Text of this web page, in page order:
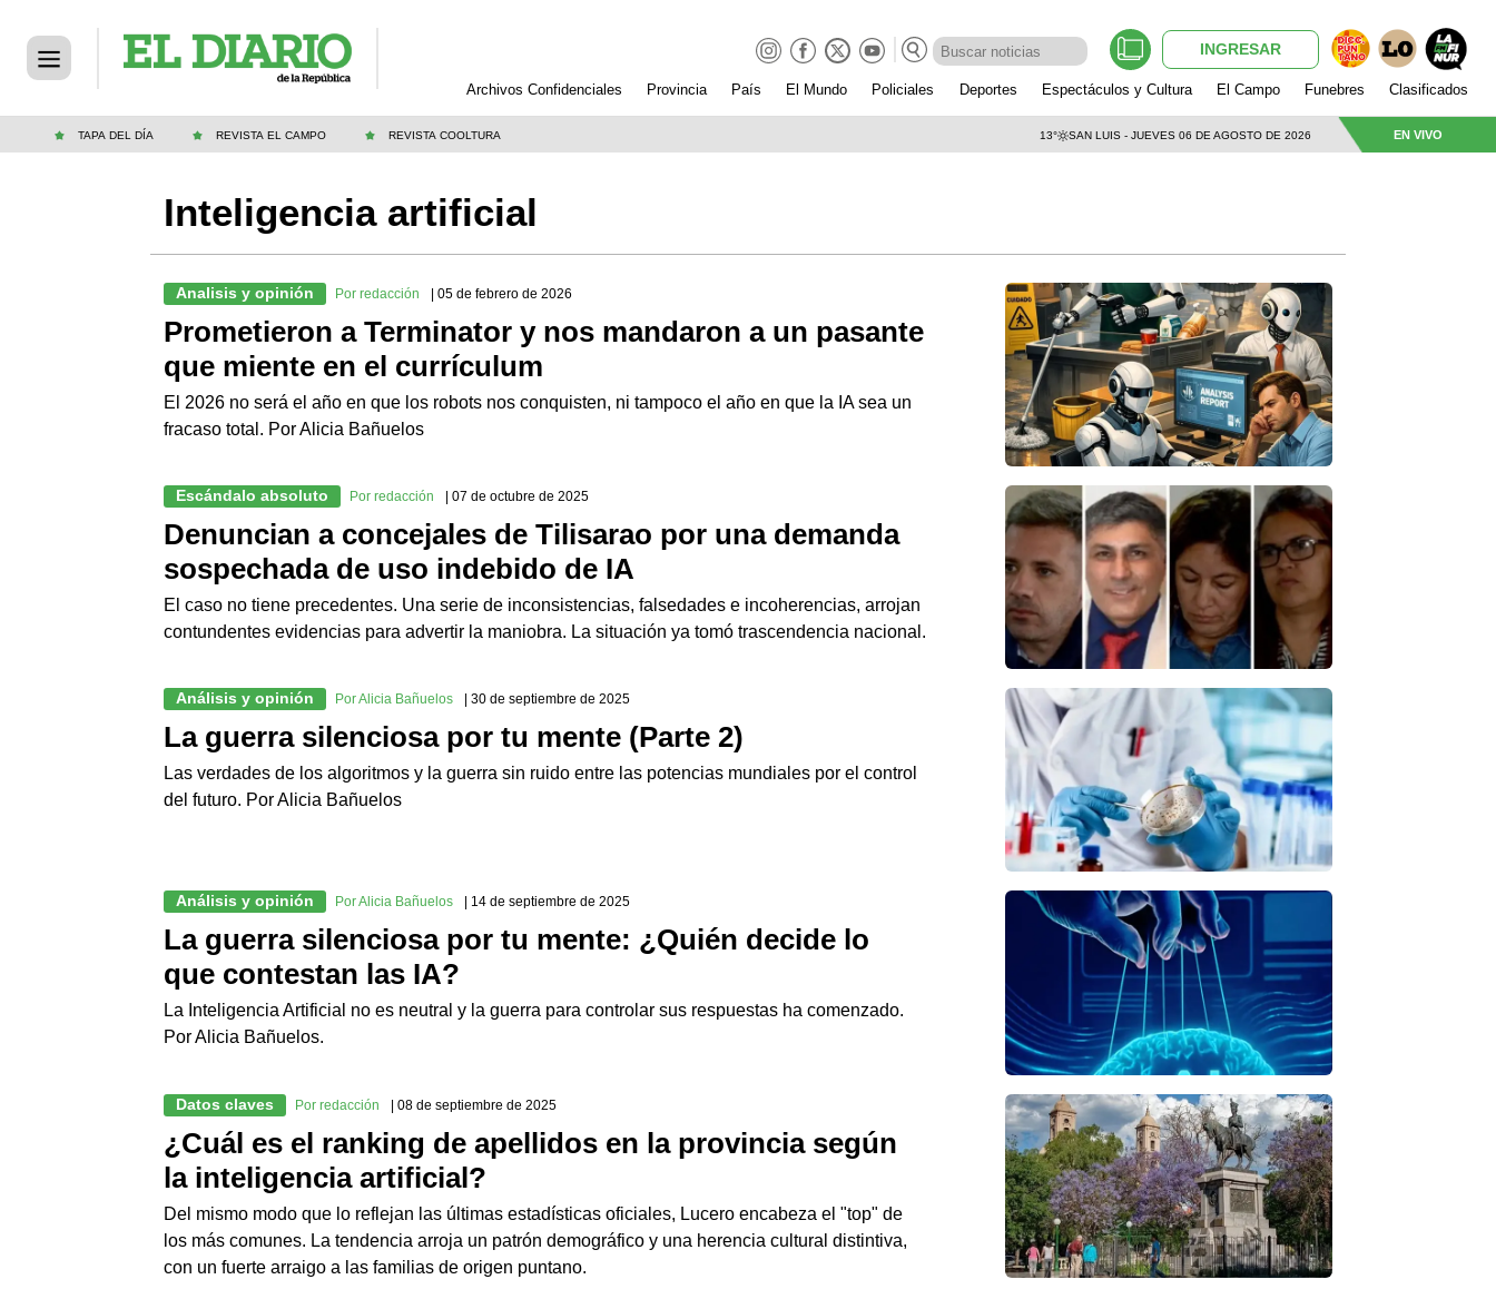
INGRESAR
Archivos Confidenciales Provincia País El Mundo Policiales Deportes Espectáculos y Cultura El Campo Funebres Clasificados
TAPA DEL DÍA REVISTA EL CAMPO REVISTA COOLTURA 13° SAN LUIS - JUEVES 06 DE AGOSTO DE 2026 EN VIVO
Inteligencia artificial
Analisis y opinión Por redacción | 05 de febrero de 2026
Prometieron a Terminator y nos mandaron a un pasante
que miente en el currículum
El 2026 no será el año en que los robots nos conquisten, ni tampoco el año en que la IA sea un
fracaso total. Por Alicia Bañuelos
Escándalo absoluto Por redacción | 07 de octubre de 2025
Denuncian a concejales de Tilisarao por una demanda
sospechada de uso indebido de IA
El caso no tiene precedentes. Una serie de inconsistencias, falsedades e incoherencias, arrojan
contundentes evidencias para advertir la maniobra. La situación ya tomó trascendencia nacional.
Análisis y opinión Por Alicia Bañuelos | 30 de septiembre de 2025
La guerra silenciosa por tu mente (Parte 2)
Las verdades de los algoritmos y la guerra sin ruido entre las potencias mundiales por el control
del futuro. Por Alicia Bañuelos
Análisis y opinión Por Alicia Bañuelos | 14 de septiembre de 2025
La guerra silenciosa por tu mente: ¿Quién decide lo
que contestan las IA?
La Inteligencia Artificial no es neutral y la guerra para controlar sus respuestas ha comenzado.
Por Alicia Bañuelos.
Datos claves Por redacción | 08 de septiembre de 2025
¿Cuál es el ranking de apellidos en la provincia según
la inteligencia artificial?
Del mismo modo que lo reflejan las últimas estadísticas oficiales, Lucero encabeza el "top" de
los más comunes. La tendencia arroja un patrón demográfico y una herencia cultural distintiva,
con un fuerte arraigo a las familias de origen puntano.